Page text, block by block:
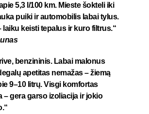
5,3 l/100 km. Mieste šokteli iki
puiki ir automobilis labai tylus.
laiku keisti tepalus ir kuro filtrus.“
, benzininis. Labai malonus
apetitas nemažas – žiemą
9–10 litrų. Visgi komfortas
– gera garso izoliacija ir jokio